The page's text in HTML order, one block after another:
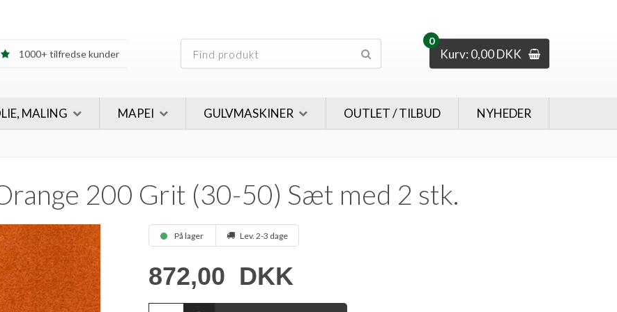
0
Kurv: 0,00 DKK
1000+ tilfredse kunder
1000+ tilfredse kunder
MALING MAPEI GULVMASKINER OUTLET / TILBUD NYHEDER
200 Grit (30-50) Sæt med 2 stk.
På lager Lev. 2-3 dage
872,00 DKK